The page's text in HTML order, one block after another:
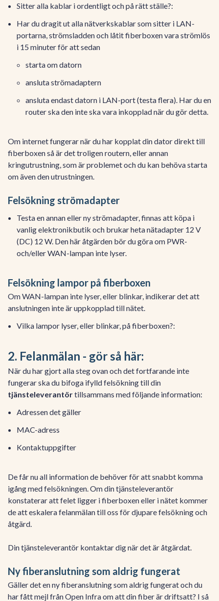
Sitter alla kablar i ordentligt och på rätt ställe?:
Har du dragit ut alla nätverkskablar som sitter i LAN-
portarna, strömsladden och låtit fiberboxen vara strömlös
i 15 minuter för att sedan
starta om datorn
ansluta strömadaptern
ansluta endast datorn i LAN-port (testa flera). Har du en
router ska den inte ska vara inkopplad när du gör detta.
Om internet fungerar när du har kopplat din dator direkt till
fiberboxen så är det troligen routern, eller annan
kringutrustning, som är problemet och du kan behöva starta
om även den utrustningen.
Felsökning strömadapter
Testa en annan eller ny strömadapter, finnas att köpa i
vanlig elektronikbutik och brukar heta nätadapter 12 V
(DC) 12 W. Den här åtgärden bör du göra om PWR-
och/eller WAN-lampan inte lyser.
Felsökning lampor på fiberboxen
Om WAN-lampan inte lyser, eller blinkar, indikerar det att
anslutningen inte är uppkopplad till nätet.
Vilka lampor lyser, eller blinkar, på fiberboxen?:
2. Felanmälan - gör så här:
När du har gjort alla steg ovan och det fortfarande inte
fungerar ska du bifoga ifylld felsökning till din
tjänsteleverantörtillsammans med följande information:
Adressen det gäller
MAC-adress
Kontaktuppgifter
De får nu all information de behöver för att snabbt komma
igång med felsökningen. Om din tjänsteleverantör
konstaterar att felet ligger i fiberboxen eller i nätet kommer
de att eskalera felanmälan till oss för djupare felsökning och
åtgärd.
Din tjänsteleverantör kontaktar dig när det är åtgärdat.
Ny fiberanslutning som aldrig fungerat
Gäller det en ny fiberanslutning som aldrig fungerat och du
har fått mejl från Open Infra om att din fiber är driftsatt? I så